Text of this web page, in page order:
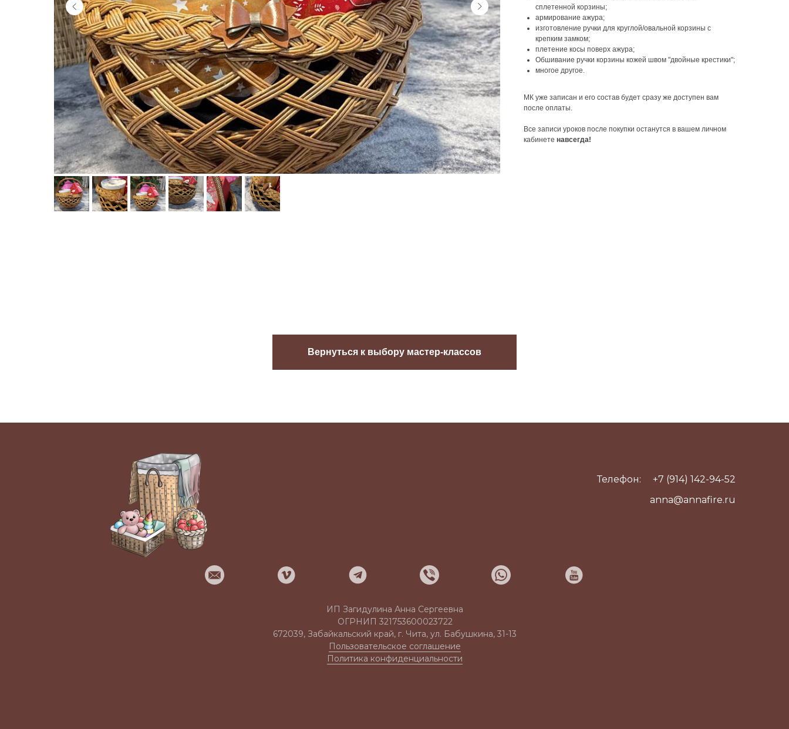
сплетенной корзины;
армирование ажура;
изготовление ручки для круглой/овальной корзины с
крепким замком;
плетение косы поверх ажура;
Обшивание ручки корзины кожей швом "двойные крестики";
многое другое.
МК уже записан и его состав будет сразу же доступен вам
после оплаты.
Все записи уроков после покупки останутся в вашем личном
кабинете навсегда!
Вернуться к выбору мастер-классов
ИП Загидулина Анна Сергеевна
ОГРНИП 321753600023722
672039, Забайкальский край, г. Чита, ул. Бабушкина, 31-13
Пользовательское соглашение
Политика конфиденциальности
Телефон:
+7 (914) 142-94-52
anna@annafire.ru